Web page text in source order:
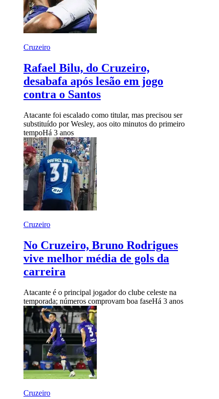
Cruzeiro
Rafael Bilu, do Cruzeiro,
desabafa após lesão em jogo
contra o Santos
Atacante foi escalado como titular, mas precisou ser
substituído por Wesley, aos oito minutos do primeiro
tempoHá 3 anos
Cruzeiro
No Cruzeiro, Bruno Rodrigues
vive melhor média de gols da
carreira
Atacante é o principal jogador do clube celeste na
temporada; números comprovam boa faseHá 3 anos
Cruzeiro